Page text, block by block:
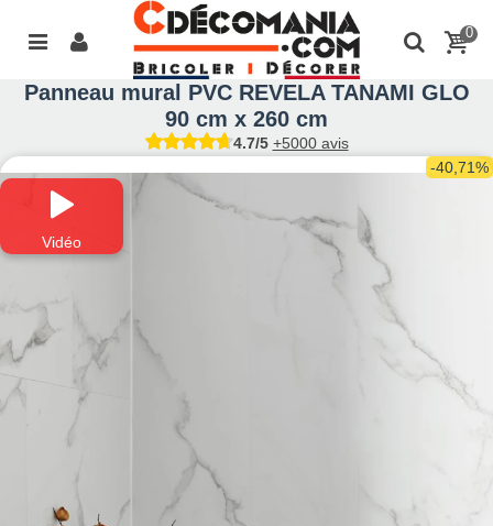
0
Panneau mural PVC REVELA TANAMI GLO
90 cm x 260 cm
4.7/5 +5000 avis
Vidéo
-40,71%